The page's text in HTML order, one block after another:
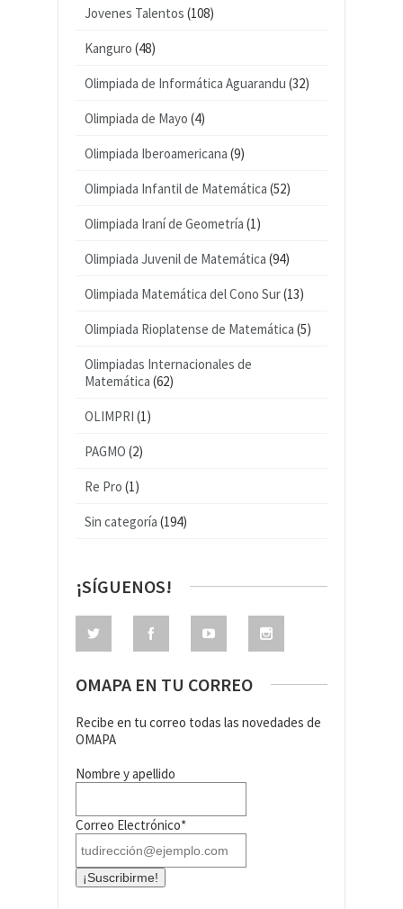
Jovenes Talentos (108)
Kanguro (48)
Olimpiada de Informática Aguarandu (32)
Olimpiada de Mayo (4)
Olimpiada Iberoamericana (9)
Olimpiada Infantil de Matemática (52)
Olimpiada Iraní de Geometría (1)
Olimpiada Juvenil de Matemática (94)
Olimpiada Matemática del Cono Sur(13)
Olimpiada Rioplatense de Matemática (5)
Olimpiadas Internacionales de
Matemática (62)
OLIMPRI (1)
PAGMO (2)
Re Pro (1)
Sin categoría (194)
¡SÍGUENOS!
OMAPA EN TU CORREO
Recibe en tu correo todas las novedades de
OMAPA
Nombre y apellido
Correo Electrónico*